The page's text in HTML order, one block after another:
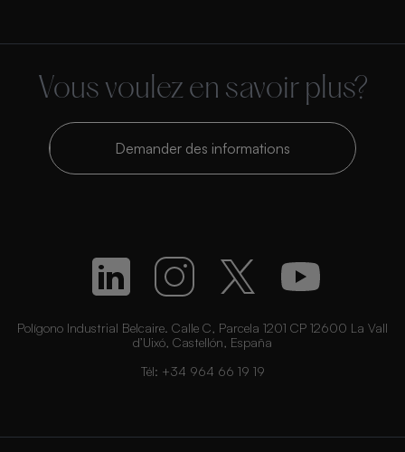
Vous voulez en savoir plus?
Demander des informations
Polígono Industrial Belcaire. Calle C, Parcela 1201 CP 12600 La Vall
d’Uixó, Castellón, España
Tél: +34 964 66 19 19